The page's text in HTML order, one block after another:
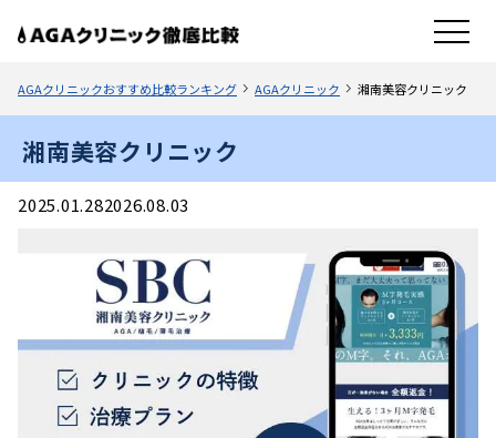
AGAクリニックおすすめ比較ランキング AGAクリニック 湘南美容クリニック
湘南美容クリニック
2025.01.282026.08.03